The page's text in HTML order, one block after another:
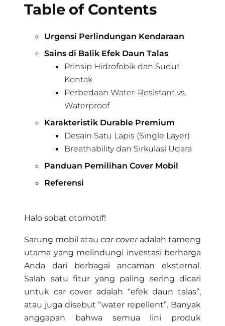
Table of Contents
Urgensi Perlindungan Kendaraan
Sains di Balik Efek Daun Talas
Prinsip Hidrofobik dan Sudut
Kontak
Perbedaan Water-Resistant vs.
Waterproof
Karakteristik Durable Premium
Desain Satu Lapis (Single Layer)
Breathability dan Sirkulasi Udara
Panduan Pemilihan Cover Mobil
Referensi
Halo sobat otomotif!
Sarung mobil atau car coveradalah tameng
utama yang melindungi investasi berharga
Anda dari berbagai ancaman eksternal.
Salah satu fitur yang paling sering dicari
untuk car cover adalah “efek daun talas”,
atau juga disebut “water repellent”. Banyak
anggapan bahwa semua lini produk